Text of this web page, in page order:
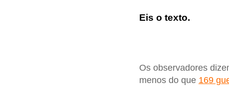
Eis o texto.
Os observadores
menos do que 169